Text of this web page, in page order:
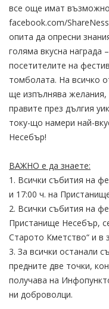
все още имат
facebook.com/
опита да опресни
голяма вкусна награда
посетителите на
томболата. На всичко
ще изпълнява желания,
правите през дългия
току-що намери най-
Несебър!
ВАЖНО е да знаете:
1. Всички събития на
и 17:00 ч. на
2. Всички събития на
Пристанище Несебър,
Старото Кметство“ и в
3. За всички останали
предните две точки,
получава на
ни доброволци.